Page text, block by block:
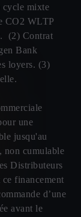
cycle mixte
CO2 WLTP
(2) Contrat
Bank
loyers. (3)
une
jusqu'au
non cumulable
Distributeurs
financement
d’une
avant le